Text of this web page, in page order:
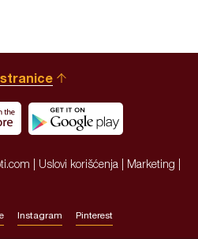
| Uslovi korišćenja Marketing
Instagram Pinterest